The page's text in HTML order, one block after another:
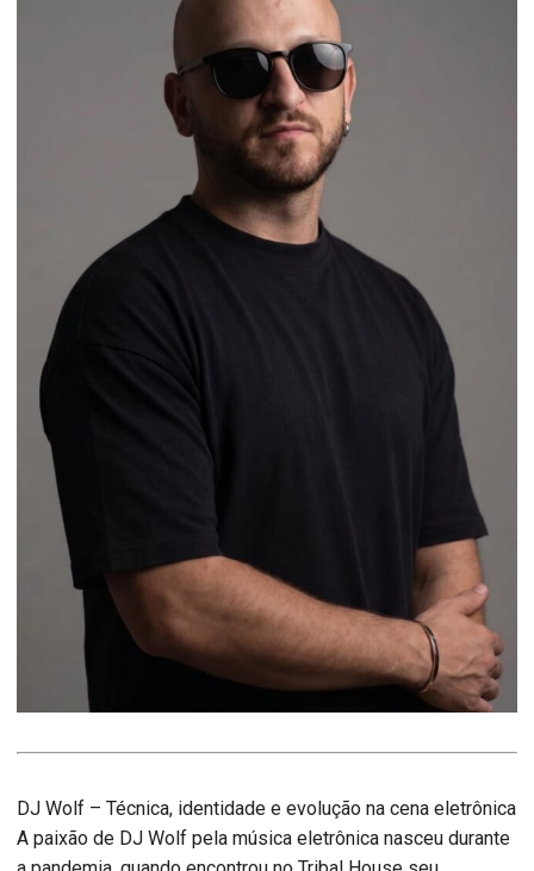
DJ Wolf – Técnica, identidade e evolução na cena eletrônica
A paixão de DJ Wolf pela música eletrônica nasceu durante